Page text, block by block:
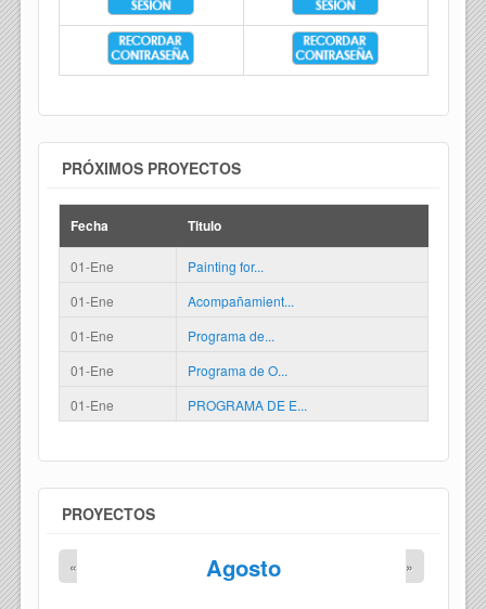
PRÓXIMOS PROYECTOS
Fecha Titulo
01-Ene
Painting for...
01-Ene
Acompañamient...
01-Ene
Programa de...
01-Ene
Programa de O...
01-Ene
PROGRAMA DE E...
PROYECTOS
Agosto
« »